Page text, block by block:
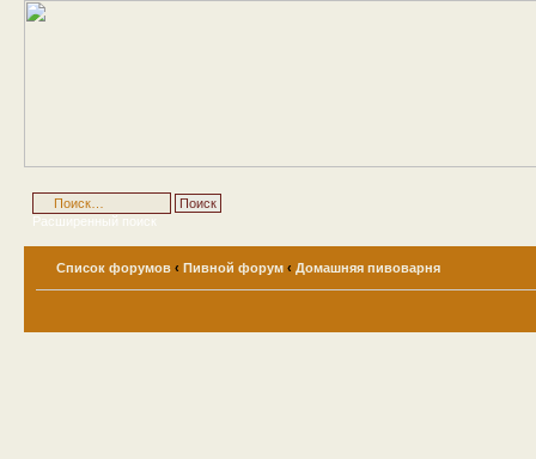
Расширенный поиск
Список форумов ‹ Пивной форум ‹ Домашняя пивоварня